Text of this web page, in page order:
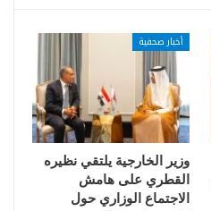
أخبار صحفية
وزير الخارجية يلتقي نظيره
القطري على هامش
الاجتماع الوزاري حول